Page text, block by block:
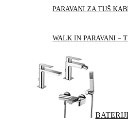
PARAVANI ZA TUŠ
WALK IN PARAVANI –